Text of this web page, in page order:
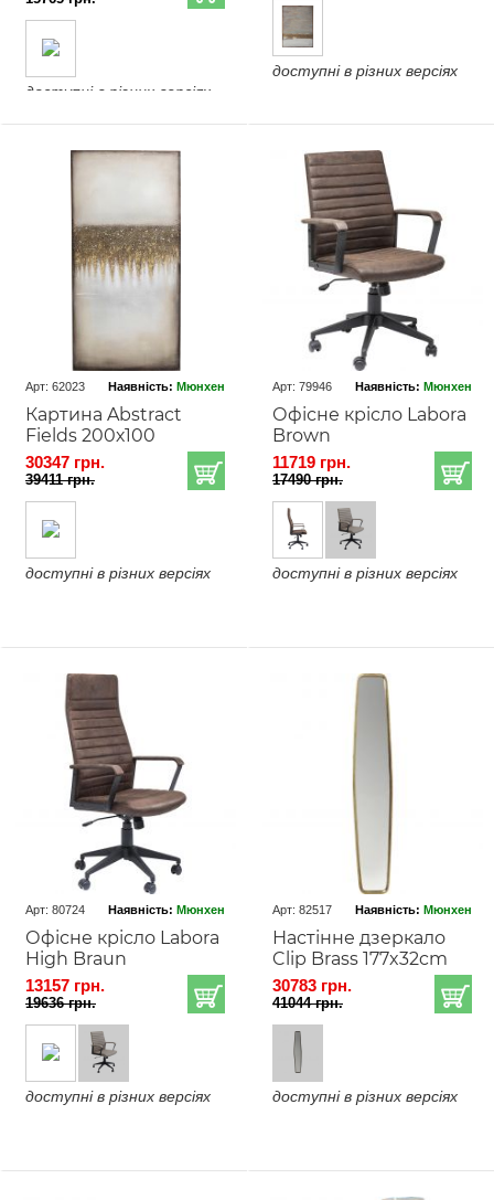
доступні в різних версіях
доступні в різних версіях
Арт: 62023 Наявність: Мюнхен
Картина Abstract
Fields 200х100
30347 грн.
39411 грн.
доступні в різних версіях
Арт: 79946 Наявність: Мюнхен
Офісне крісло Labora
Brown
11719 грн.
17490 грн.
доступні в різних версіях
Арт: 80724 Наявність: Мюнхен
Офісне крісло Labora
High Braun
13157 грн.
19636 грн.
доступні в різних версіях
Арт: 82517 Наявність: Мюнхен
Настінне дзеркало
Clip Brass 177x32cm
30783 грн.
41044 грн.
доступні в різних версіях